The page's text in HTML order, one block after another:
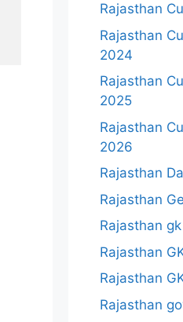
Rajasthan
Rajasthan
2024
Rajasthan
2025
Rajasthan
2026
Rajasthan
Rajasthan
Rajasthan gk
Rajasthan
Rajasthan
Rajasthan